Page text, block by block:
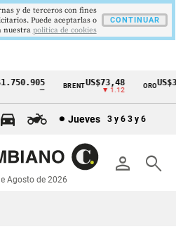
BRENTUS$73,48
▼ 1.12
ORO
Jueves 3 y 6 3 y 6
person search
Agosto de 2026
y de terceros con fines
Puede aceptarlas o
nuestra politica de cookies
CONTINUAR